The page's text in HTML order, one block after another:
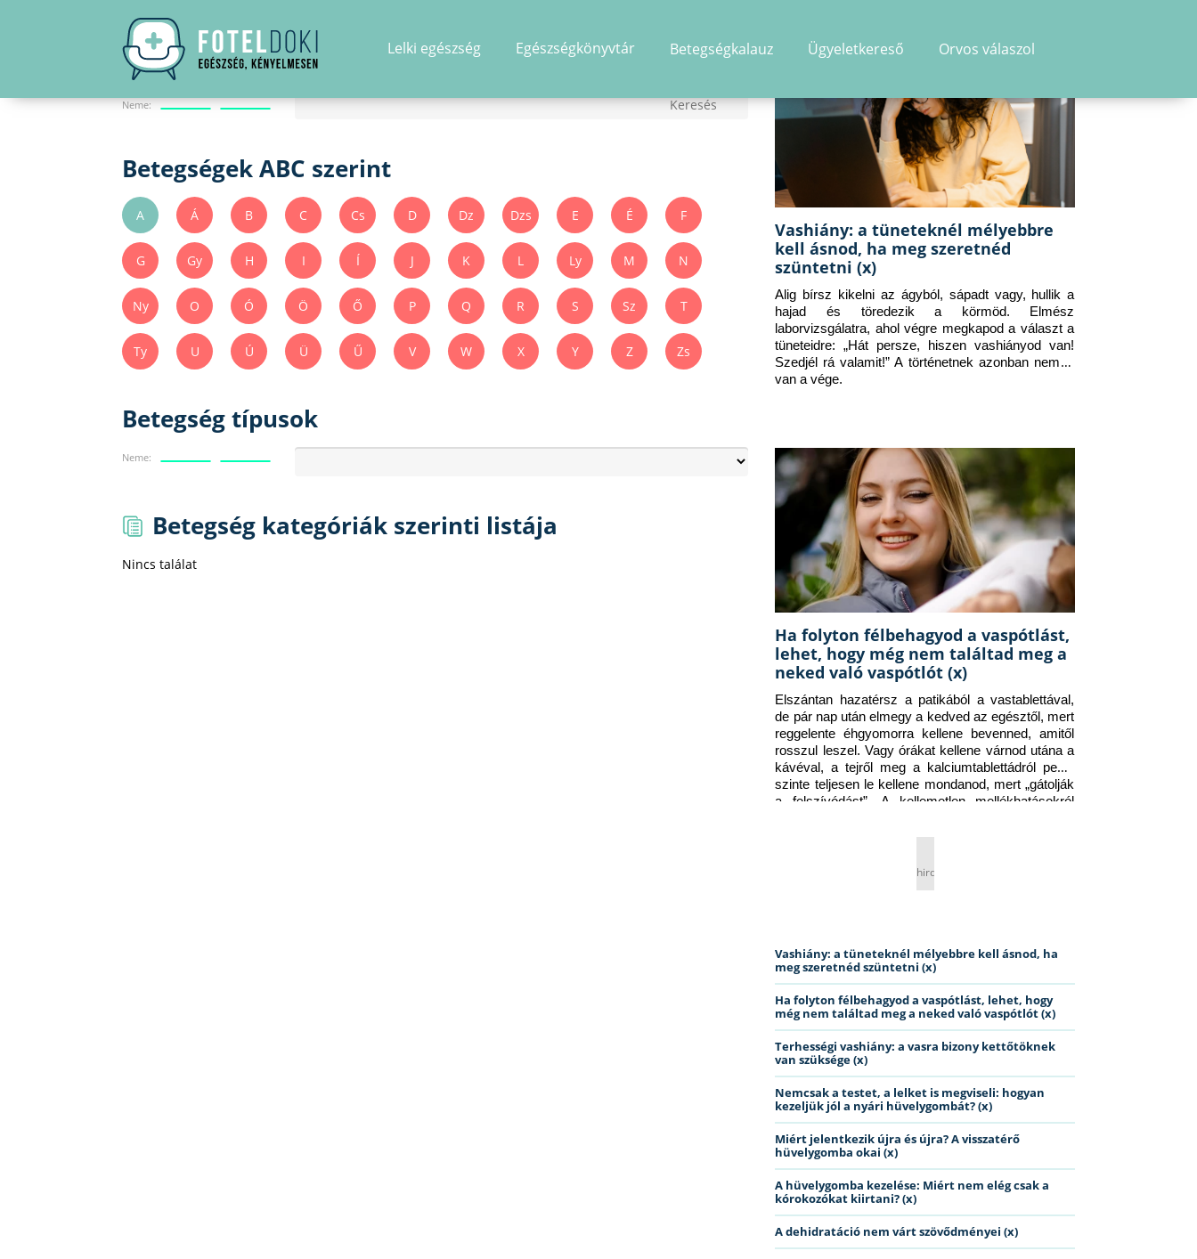
Lelki egészség Egészségkönyvtár Betegségkalauz Ügyeletkereső Orvos válaszol
Betegségkereső A-Z
Neme:
Betegségek ABC szerint
A Á B C Cs D Dz Dzs E É F
G Gy H I Í J K L Ly M N
Ny O Ó Ö Ő P Q R S Sz T
Ty U Ú Ü Ű V W X Y Z Zs
Betegség típusok
Neme:
Betegség kategóriák szerinti listája
Nincs találat
Vashiány: a tüneteknél mélyebbre
kell ásnod, ha meg szeretnéd
szüntetni (x)
Alig bírsz kikelni az ágyból, sápadt vagy, hullik a
hajad és töredezik a körmöd. Elmész
laborvizsgálatra, ahol végre megkapod a választ a
tüneteidre: „Hát persze, hiszen vashiányod van!
Szedjél rá valamit!” A történetnek azonban nem itt
van a vége.
Ha folyton félbehagyod a vaspótlást,
lehet, hogy még nem találtad meg a
neked való vaspótlót (x)
Elszántan hazatérsz a patikából a vastablettával,
de pár nap után elmegy a kedved az egésztől, mert
reggelente éhgyomorra kellene bevenned, amitől
rosszul leszel. Vagy órákat kellene várnod utána a
kávéval, a tejről meg a kalciumtablettádról pedig
szinte teljesen le kellene mondanod, mert „gátolják
a felszívódást”. A kellemetlen mellékhatásokról
hirdetés
Vashiány: a tüneteknél mélyebbre kell ásnod, ha
meg szeretnéd szüntetni (x)
Ha folyton félbehagyod a vaspótlást, lehet, hogy
még nem találtad meg a neked való vaspótlót (x)
Terhességi vashiány: a vasra bizony kettőtöknek
van szüksége (x)
Nemcsak a testet, a lelket is megviseli: hogyan
kezeljük jól a nyári hüvelygombát? (x)
Miért jelentkezik újra és újra? A visszatérő
hüvelygomba okai (x)
A hüvelygomba kezelése: Miért nem elég csak a
kórokozókat kiirtani? (x)
A dehidratáció nem várt szövődményei (x)